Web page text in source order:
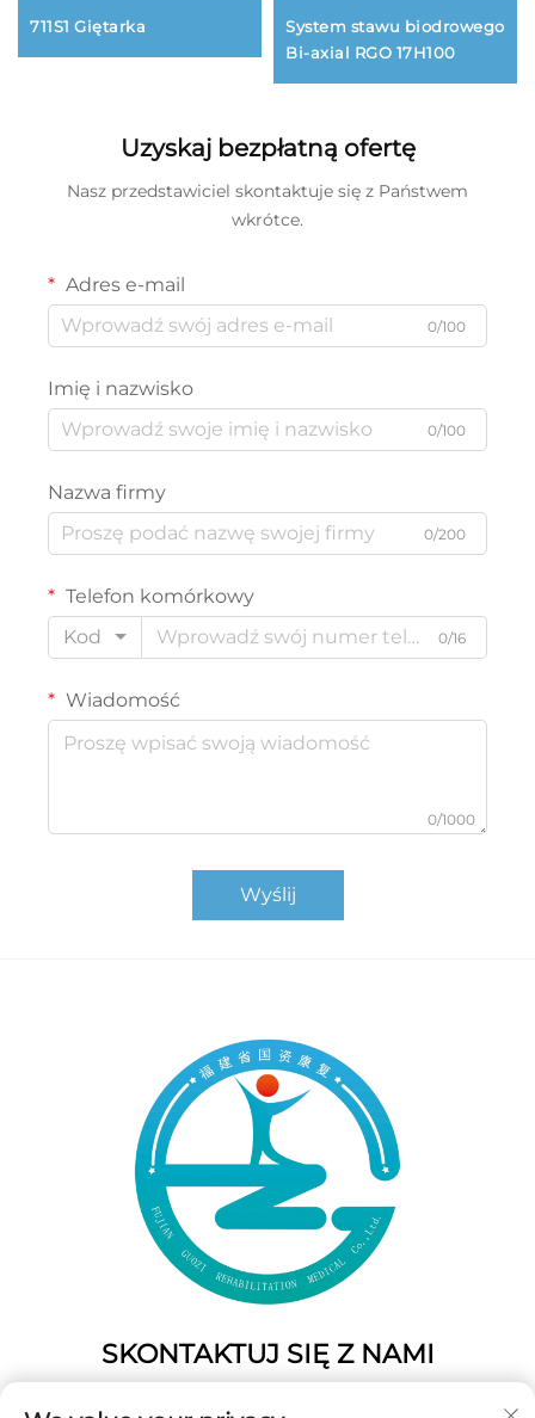
711S1 Giętarka
System stawu biodrowego
Bi-axial RGO 17H100
Uzyskaj bezpłatną ofertę
Nasz przedstawiciel skontaktuje się z Państwem
wkrótce.
Adres e-mail
0/100
Imię i nazwisko
0/100
Nazwa firmy
0/200
Telefon komórkowy
Kod
0/16
Wiadomość
0/1000
Wyślij
SKONTAKTUJ SIĘ Z NAMI